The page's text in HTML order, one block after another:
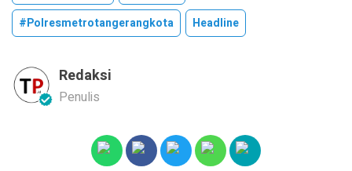
#polresmetrotangerangkota
Headline
Redaksi
Penulis